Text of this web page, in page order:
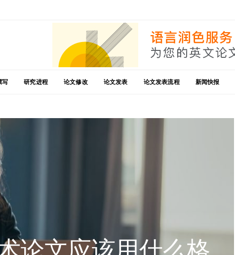
写 研究进程 论文修改 论文发表 论文发表流程 新闻快报